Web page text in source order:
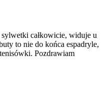
całkowicie, widuje u
to nie do końca espadryle,
Pozdrawiam